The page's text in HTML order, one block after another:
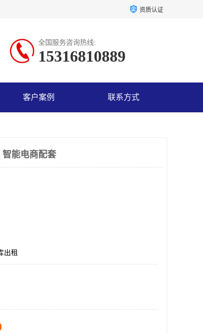
资质认证
全国服务咨询热线:
15316810889
客户案例 联系方式
能电商配套
出租